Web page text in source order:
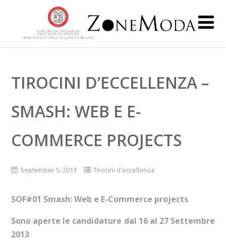
TIROCINI D’ECCELLENZA –
SMASH: WEB E E-
COMMERCE PROJECTS
September 5, 2013 Tirocini d'eccellenza
SOF#01 Smash: Web e E-Commerce projects
Sono aperte le candidature dal 16 al 27 Settembre
2013